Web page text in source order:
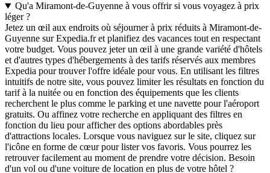
Qu'a Miramont-de-Guyenne à vous offrir si vous voyagez à prix
léger ?
Jetez un œil aux endroits où séjourner à prix réduits à Miramont-de-
Guyenne sur Expedia.fr et planifiez des vacances tout en respectant
votre budget. Vous pouvez jeter un œil à une grande variété d'hôtels
et d'autres types d'hébergements à des tarifs réservés aux membres
Expedia pour trouver l'offre idéale pour vous. En utilisant les filtres
intuitifs de notre site, vous pouvez limiter les résultats en fonction du
tarif à la nuitée ou en fonction des équipements que les clients
recherchent le plus comme le parking et une navette pour l'aéroport
gratuits. Ou affinez votre recherche en appliquant des filtres en
fonction du lieu pour afficher des options abordables près
d'attractions locales. Lorsque vous naviguez sur le site, cliquez sur
l'icône en forme de cœur pour lister vos favoris. Vous pourrez les
retrouver facilement au moment de prendre votre décision. Besoin
d'un vol ou d'une voiture de location en plus de votre hôtel ?